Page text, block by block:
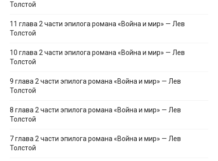
Толстой
11 глава 2 части эпилога романа «Война и мир» — Лев
Толстой
10 глава 2 части эпилога романа «Война и мир» — Лев
Толстой
9 глава 2 части эпилога романа «Война и мир» — Лев
Толстой
8 глава 2 части эпилога романа «Война и мир» — Лев
Толстой
7 глава 2 части эпилога романа «Война и мир» — Лев
Толстой